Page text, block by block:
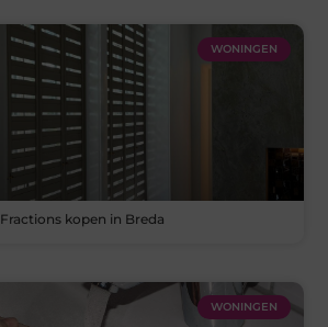
WONINGEN
Fractions kopen in Breda
WONINGEN